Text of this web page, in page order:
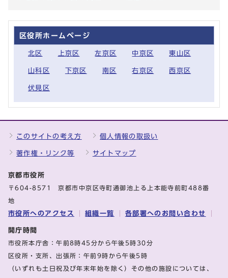
区役所ホームページ
北区 上京区 左京区 中京区 東山区
山科区 下京区 南区 右京区 西京区
伏見区
このサイトの考え方 個人情報の取扱い
著作権・リンク等 サイトマップ
京都市役所
〒604-8571 京都市中京区寺町通御池上る上本能寺前町488番
地
市役所へのアクセス 組織一覧 各部署へのお問い合わせ
開庁時間
市役所本庁舎：午前8時45分から午後5時30分
区役所・支所、出張所：午前9時から午後5時
（いずれも土日祝及び年末年始を除く）その他の施設については、